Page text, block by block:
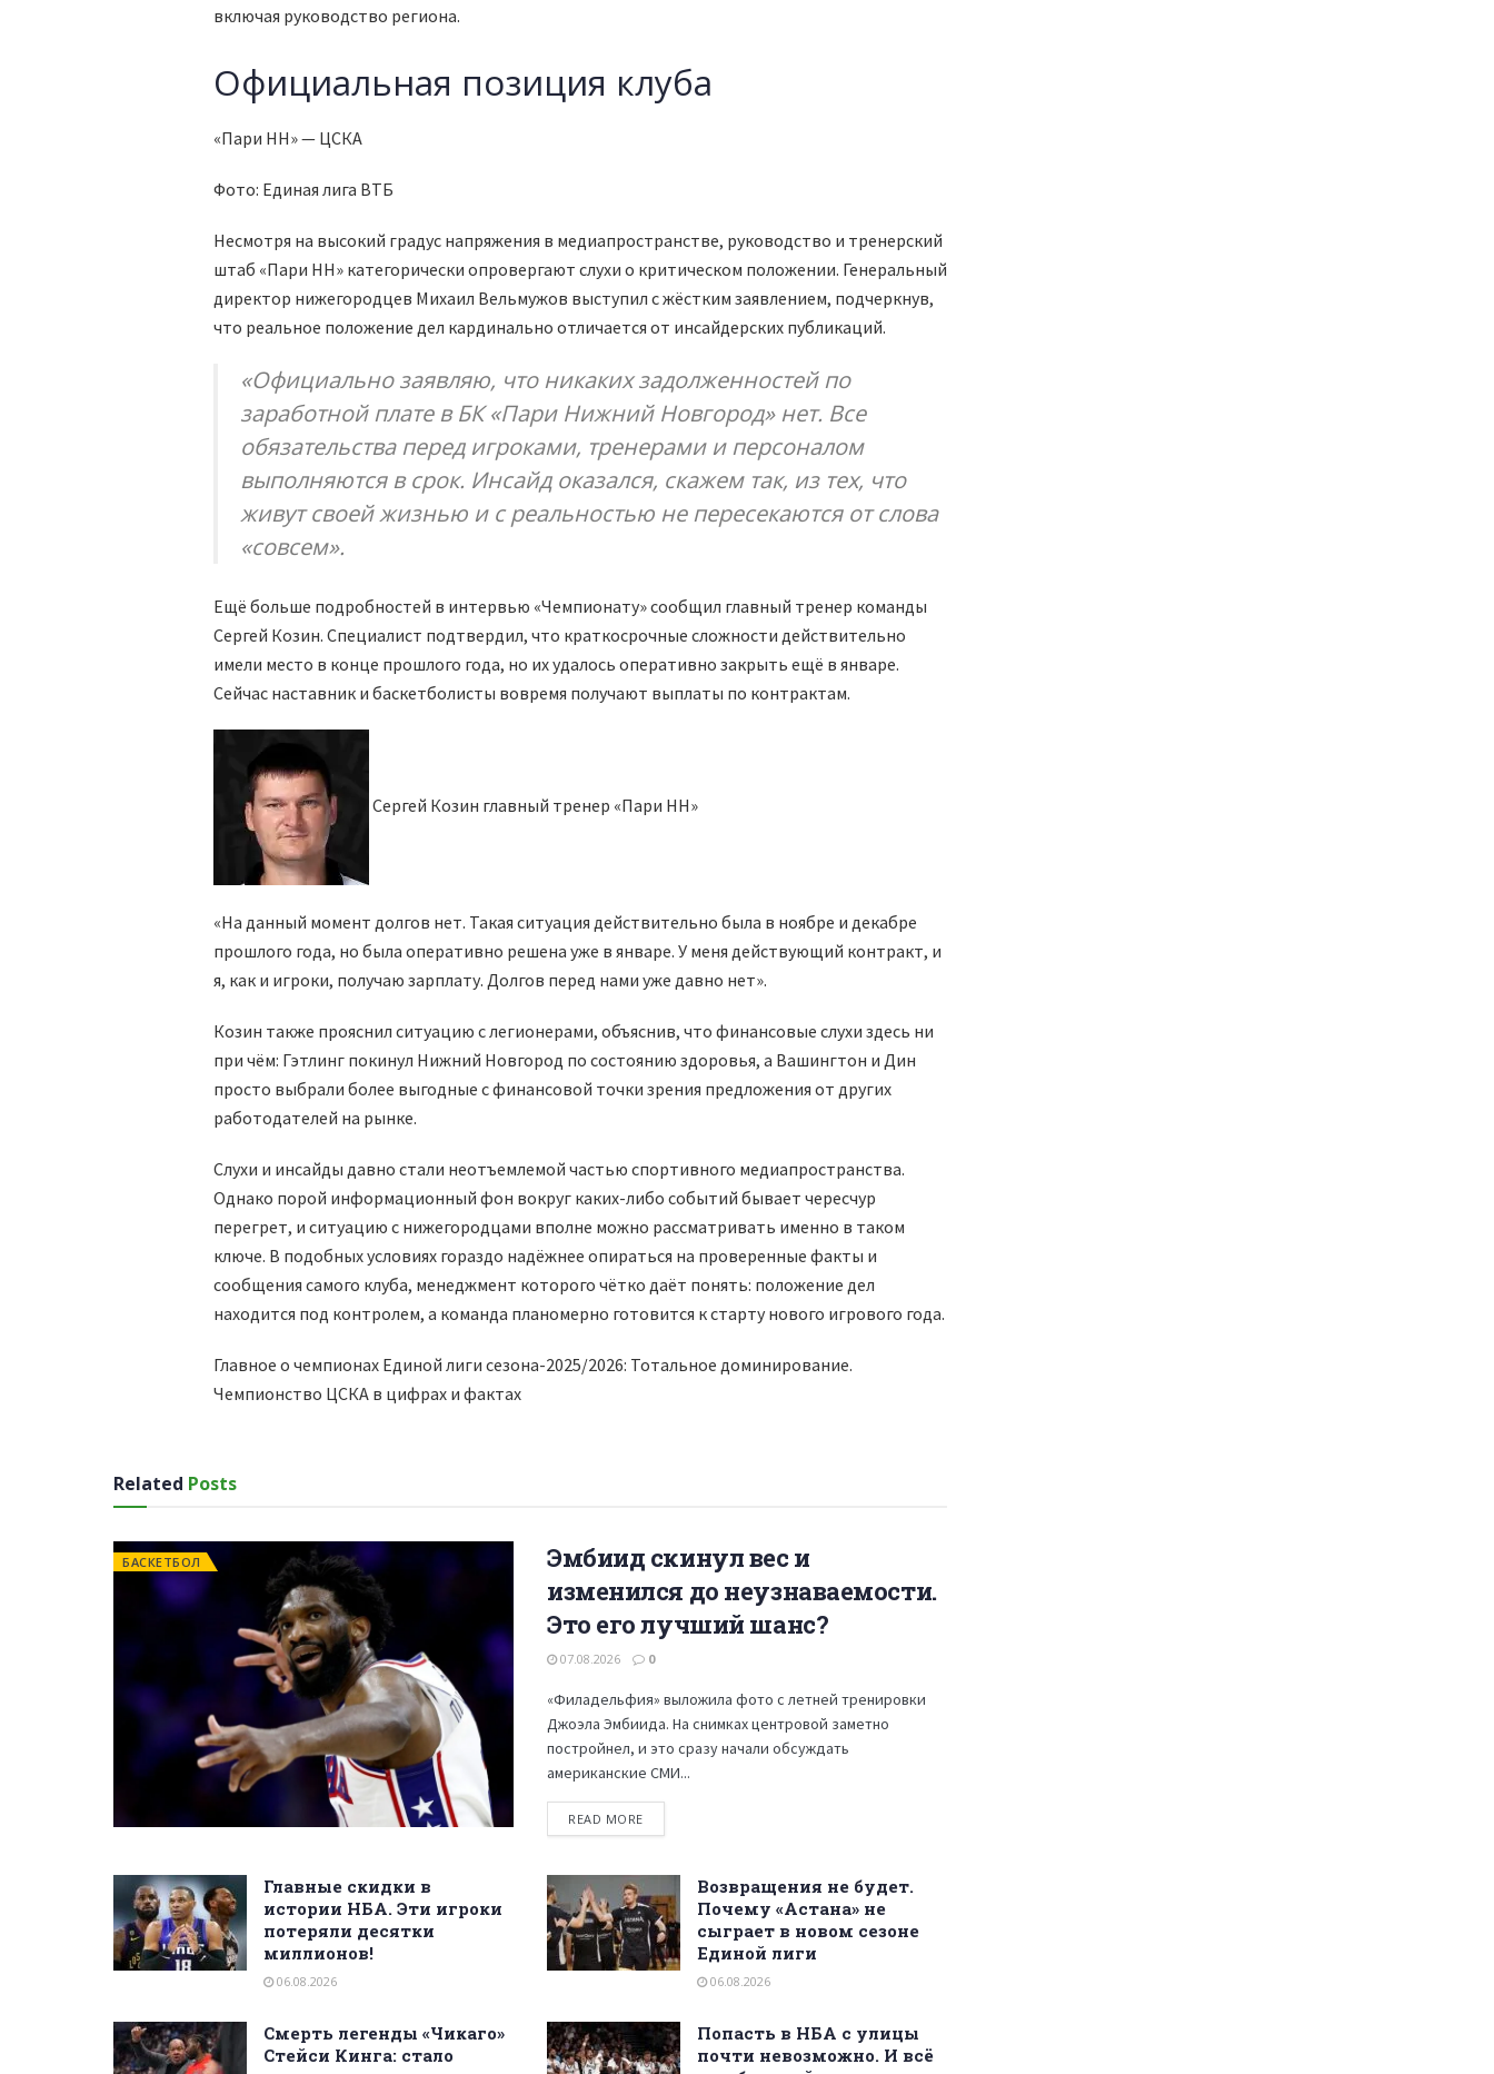
включая руководство региона.
Официальная позиция клуба
«Пари НН» — ЦСКА
Фото: Единая лига ВТБ
Несмотря на высокий градус напряжения в медиапространстве, руководство и тренерский
штаб «Пари НН» категорически опровергают слухи о критическом положении. Генеральный
директор нижегородцев Михаил Вельмужов выступил с жёстким заявлением, подчеркнув,
что реальное положение дел кардинально отличается от инсайдерских публикаций.
«Официально заявляю, что никаких задолженностей по
заработной плате в БК «Пари Нижний Новгород» нет. Все
обязательства перед игроками, тренерами и персоналом
выполняются в срок. Инсайд оказался, скажем так, из тех, что
живут своей жизнью и с реальностью не пересекаются от слова
«совсем».
Ещё больше подробностей в интервью «Чемпионату» сообщил главный тренер команды
Сергей Козин. Специалист подтвердил, что краткосрочные сложности действительно
имели место в конце прошлого года, но их удалось оперативно закрыть ещё в январе.
Сейчас наставник и баскетболисты вовремя получают выплаты по контрактам.
Сергей Козин главный тренер «Пари НН»
«На данный момент долгов нет. Такая ситуация действительно была в ноябре и декабре
прошлого года, но была оперативно решена уже в январе. У меня действующий контракт, и
я, как и игроки, получаю зарплату. Долгов перед нами уже давно нет».
Козин также прояснил ситуацию с легионерами, объяснив, что финансовые слухи здесь ни
при чём: Гэтлинг покинул Нижний Новгород по состоянию здоровья, а Вашингтон и Дин
просто выбрали более выгодные с финансовой точки зрения предложения от других
работодателей на рынке.
Слухи и инсайды давно стали неотъемлемой частью спортивного медиапространства.
Однако порой информационный фон вокруг каких-либо событий бывает чересчур
перегрет, и ситуацию с нижегородцами вполне можно рассматривать именно в таком
ключе. В подобных условиях гораздо надёжнее опираться на проверенные факты и
сообщения самого клуба, менеджмент которого чётко даёт понять: положение дел
находится под контролем, а команда планомерно готовится к старту нового игрового года.
Главное о чемпионах Единой лиги сезона-2025/2026: Тотальное доминирование.
Чемпионство ЦСКА в цифрах и фактах
Related Posts
БАСКЕТБОЛ
Эмбиид скинул вес и
изменился до неузнаваемости.
Это его лучший шанс?
07.08.2026 0
«Филадельфия» выложила фото с летней тренировки
Джоэла Эмбиида. На снимках центровой заметно
постройнел, и это сразу начали обсуждать
американские СМИ...
READ MORE
Главные скидки в
истории НБА. Эти игроки
потеряли десятки
миллионов!
06.08.2026
Возвращения не будет.
Почему «Астана» не
сыграет в новом сезоне
Единой лиги
06.08.2026
Смерть легенды «Чикаго»
Стейси Кинга: стало
Попасть в НБА с улицы
почти невозможно. И всё